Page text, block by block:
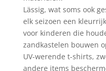
Lässig, wat soms ook
elk seizoen een
voor kinderen die
zandkastelen bouwen
UV-werende t-shirts,
andere items